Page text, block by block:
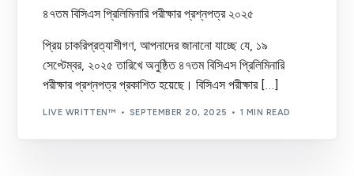
৪৭তম বিসিএস প্রিলিমিনারি পরীক্ষার প্রশ্নপত্র ২০২৫
প্রিয় চাকরিপ্রত্যাশীগণ, আপনাদের জানানো যাচ্ছে যে, ১৯
সেপ্টেম্বর, ২০২৫ তারিখে অনুষ্ঠিত ৪৭তম বিসিএস প্রিলিমিনারি
পরীক্ষার প্রশ্নপত্র প্রকাশিত হয়েছে। বিসিএস পরীক্ষার […]
LIVE WRITTEN™ SEPTEMBER 20, 2025 1 MIN READ